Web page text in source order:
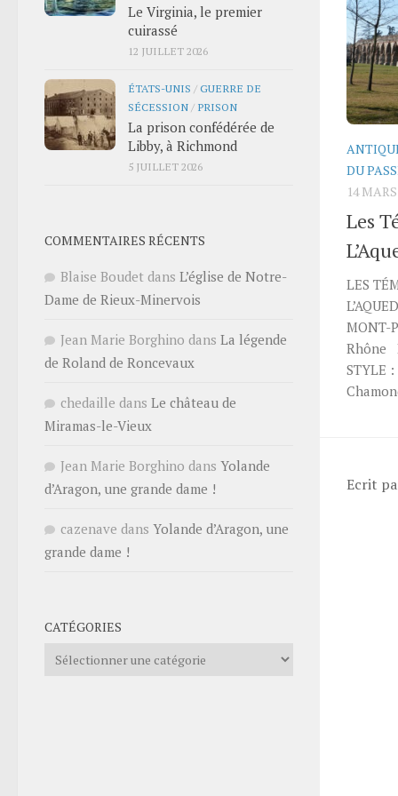
DU
14
Les
LES
MONT-
Rhône
STYLE
Ecrit
Le Virginia, le premier
cuirassé
12 JUILLET 2026
ÉTATS-UNIS /GUERRE DE
SÉCESSION / PRISON
La prison confédérée de
Libby, à Richmond
5 JUILLET 2026
COMMENTAIRES RÉCENTS
Blaise Boudet dans L’église de Notre-
Dame de Rieux-Minervois
Jean Marie Borghino dans La légende
de Roland de Roncevaux
chedaille dans Le château de
Miramas-le-Vieux
Jean Marie Borghino dans Yolande
d’Aragon, une grande dame !
cazenave dans Yolande d’Aragon, une
grande dame !
CATÉGORIES
Catégories